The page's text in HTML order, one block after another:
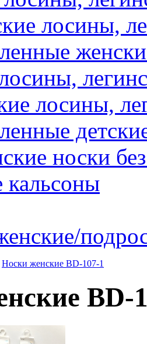
лосины,
лосины,
носки
Носки женские BD-107-1
BD-